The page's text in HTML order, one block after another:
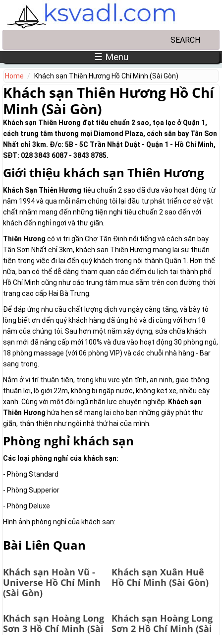
Skip to main content
☰ Menu
Home Khách sạn Thiên Hương Hồ Chí Minh (Sài Gòn)
Khách sạn Thiên Hương Hồ Chí
Minh (Sài Gòn)
Khách sạn Thiên Hương đạt tiêu chuẩn 2 sao, tọa lạc ở Quận 1,
cách trung tâm thương mại Diamond Plaza, cách sân bay Tân Sơn
Nhất chỉ 3km. Đ/c: 5B - 5C Trần Nhật Duật - Quận 1 - Hồ Chí Minh,
SĐT: 028 3843 6087 - 3843 8785.
Giới thiệu khách sạn Thiên Hương
Khách Sạn Thiên Hương tiêu chuẩn 2 sao đã đưa vào họat động từ
năm 1994 và qua mỗi năm chúng tôi lại đầu tư phát triển cơ sở vật
chất nhằm mang đến những tiện nghi tiêu chuẩn 2 sao đến với
khách đến nghỉ ngơi và thư giãn.
Thiên Hương có vị trị gần Chợ Tân Định nổi tiếng và cách sân bay
Tân Sơn Nhất chỉ 3km, khách sạn Thiên Hương mang lại sự thuận
tiện trong việc đi lại đến quý khách trong nội thành Quận 1. Hơn thế
nữa, bạn có thể dễ dàng tham quan các điểm du lịch tại thành phố
Hồ Chí Minh cũng như các trung tâm mua sắm trên con đường thời
trang cao cấp Hai Bà Trưng.
Để đáp ứng nhu cầu chất lượng dịch vụ ngày càng tăng, và bày tỏ
lòng biết ơn đến quý khách hàng đã ủng hộ và đi cùng với hơn 18
năm của chúng tôi. Sau hơn một năm xây dựng, sửa chữa khách
sạn mới đã nâng cấp mới 100% và đưa vào hoạt động 30 phòng ngủ,
18 phòng massage (với 06 phòng VIP) và các chuỗi nhà hàng - Bar
sang trọng.
Nằm ở vị trí thuận tiện, trong khu vực yên tĩnh, an ninh, giao thông
thuận lợi, lộ giới 22m, không bị ngập nước, không kẹt xe, nhiều cây
xanh. Cùng với một đội ngũ nhân lực chuyên nghiệp.
Khách sạn
Thiên Hương hứa hẹn sẽ mang lại cho bạn những giây phút thư
giãn, thân thiện như ngôi nhà thứ hai của mình.
Phòng nghỉ khách sạn
Các loại phòng nghỉ của khách sạn:
- Phòng Standard
- Phòng Supperior
- Phòng Deluxe
Hình ảnh phòng nghỉ của khách sạn:
Bài Liên Quan
Khách sạn Hoàn Vũ -
Universe Hồ Chí Minh
(Sài Gòn)
Khách sạn Xuân Huê
Hồ Chí Minh (Sài Gòn)
Khách sạn Hoàng Long
Sơn 3 Hồ Chí Minh (Sài
Khách sạn Hoàng Long
Sơn 2 Hồ Chí Minh (Sài